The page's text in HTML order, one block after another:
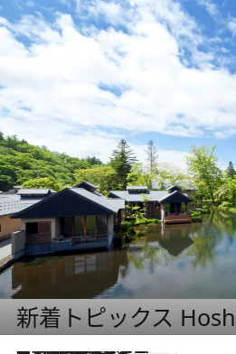
新着トピックス